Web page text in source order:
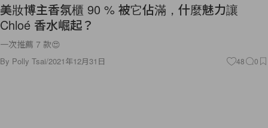
美妝博主香氛櫃 90 % 被它佔滿，什麼魅力讓
Chloé 香水崛起？
一次推薦 7 款😍
By Polly Tsai/2021年12月31日 48 0